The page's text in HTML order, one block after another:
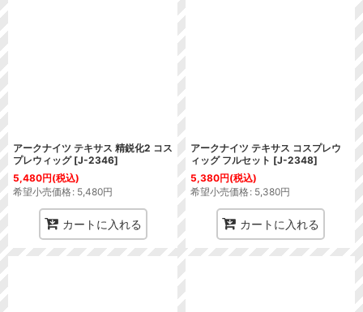
アークナイツ テキサス 精鋭化2 コス
プレウィッグ [J-2346]
5,480円(税込)
希望小売価格: 5,480円
カートに入れる
アークナイツ テキサス コスプレウ
ィッグ フルセット [J-2348]
5,380円(税込)
希望小売価格: 5,380円
カートに入れる